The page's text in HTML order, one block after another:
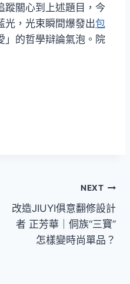
蹤關心到上述題目，今
光，光束瞬間爆發出包
」的哲學辯論氣泡。院
NEXT
改造JIUYI俱意翻修設計
者 正芳華｜侗族“三寶”
怎樣變時尚單品？